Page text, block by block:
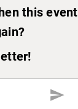
this event
send